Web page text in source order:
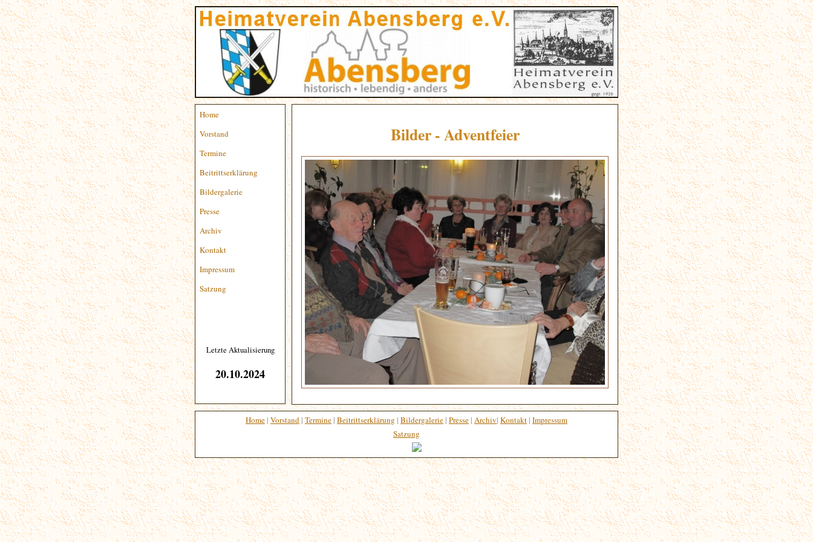
Home
Vorstand
Termine
Beitrittserklärung
Bildergalerie
Presse
Archiv
Kontakt
Impressum
Satzung
Letzte Aktualisierung
20.10.2024
Bilder - Adventfeier
Home | Vorstand | Termine | Beitrittserklärung | Bildergalerie | Presse | Archiv| Kontakt | Impressum
Satzung